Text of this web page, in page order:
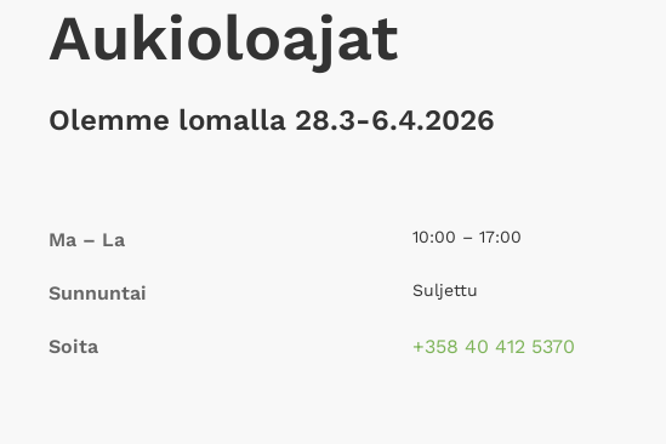
Aukioloajat
Olemme lomalla 28.3-6.4.2026
Ma – La 10:00 – 17:00
Sunnuntai Suljettu
Soita +358 40 412 5370